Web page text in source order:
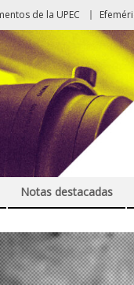
de la UPEC
Notas destacadas